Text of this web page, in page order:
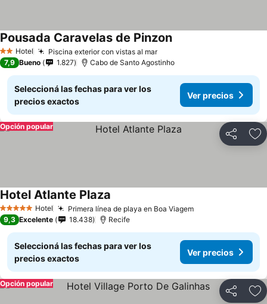
2 Estrellas
Hotel Piscina exterior con vistas al mar
Pousada Caravelas de Pinzon
7,9 Bueno 1.827 Cabo de Santo Agostinho
Seleccioná las fechas para ver los
precios exactos
Ver precios
Compartir
Opción popular
5 Estrellas Hotel Primera línea de playa en Boa Viagem
Hotel Atlante Plaza
9,3 Excelente 18.438 Recife
Seleccioná las fechas para ver los
precios exactos
Ver precios
Compartir
Opción popular